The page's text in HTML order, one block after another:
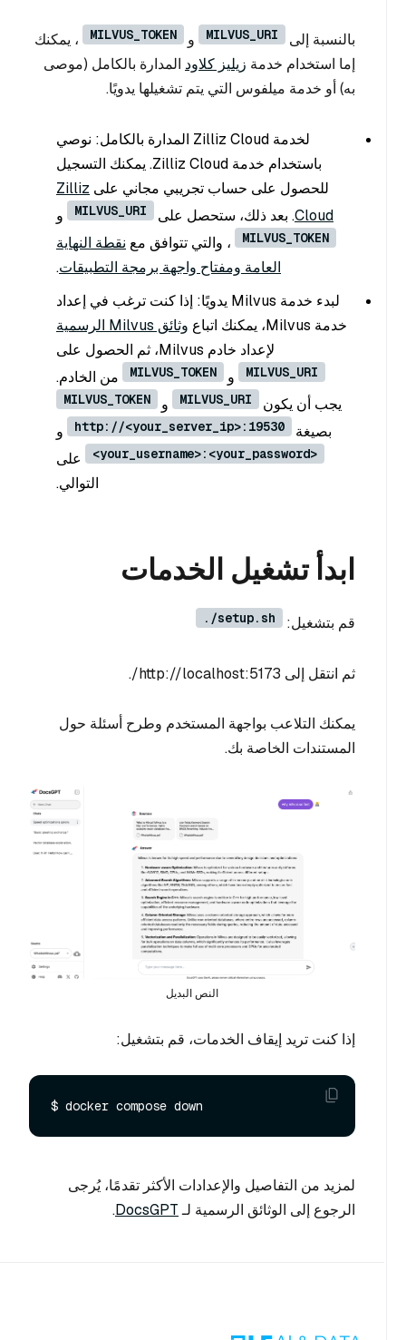
بالنسبة إلى MILVUS_URI و MILVUS_TOKEN
، يمكنك
إما استخدام خدمة زيليز كلاود المدارة بالكامل (موصى
به) أو خدمة ميلفوس التي يتم تشغيلها يدويًا.
لخدمة Zilliz Cloud المدارة بالكامل: نوصي
باستخدام خدمة Zilliz Cloud. يمكنك التسجيل
للحصول على حساب تجريبي مجاني على Zilliz
Cloud. بعد ذلك، ستحصل على MILVUS_URI و
MILVUS_TOKEN ، والتي تتوافق مع نقطة النهاية
العامة ومفتاح واجهة برمجة التطبيقات.
لبدء خدمة Milvus يدويًا: إذا كنت ترغب في إعداد
خدمة Milvus، يمكنك اتباع
وثائق Milvus الرسمية
لإعداد خادم Milvus، ثم الحصول على
MILVUS_URI و MILVUS_TOKEN
من الخادم.
يجب أن يكون
MILVUS_URI و MILVUS_TOKEN
بصيغة http://<your_server_ip>:19530 و
<your_username>:<your_password>
على
التوالي.
ابدأ تشغيل الخدمات
قم بتشغيل: ./setup.sh
ثم انتقل إلى http://localhost:5173/.
يمكنك التلاعب بواجهة المستخدم وطرح أسئلة حول
المستندات الخاصة بك.
النص البديل
إذا كنت تريد إيقاف الخدمات، قم بتشغيل:
لمزيد من التفاصيل والإعدادات الأكثر تقدمًا، يُرجى
الرجوع إلى الوثائق الرسمية لـDocsGPT
.